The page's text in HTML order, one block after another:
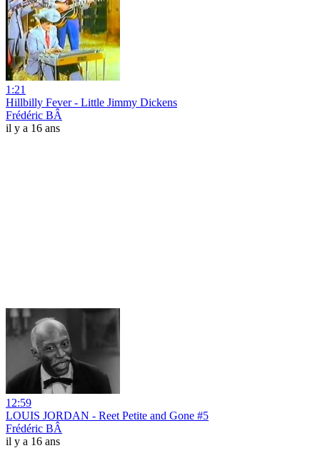
1:21
Hillbilly Fever - Little Jimmy Dickens
Frédéric BÂ
il y a 16 ans
12:59
LOUIS JORDAN - Reet Petite and Gone #5
Frédéric BÂ
il y a 16 ans